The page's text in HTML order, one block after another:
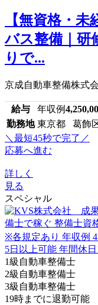
【無資格・
バス整備｜研
りで...
京成自動車整備株式
給与 年収例
勤務地 東京都 葛飾
＼最短45秒で完了／
応募へ進む
詳しく
見る
スペシャル
1級自動車整備士
2級自動車整備士
3級自動車整備士
19時までに退勤可能